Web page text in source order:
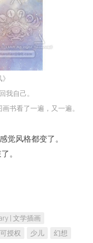
我自己。
书看了一遍，又一遍。
觉风格都变了。
。
| 文学插画
授权 少儿
幻想